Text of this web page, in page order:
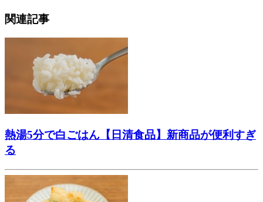
関連記事
熱湯5分で白ごはん【日清食品】新商品が便利すぎ
る